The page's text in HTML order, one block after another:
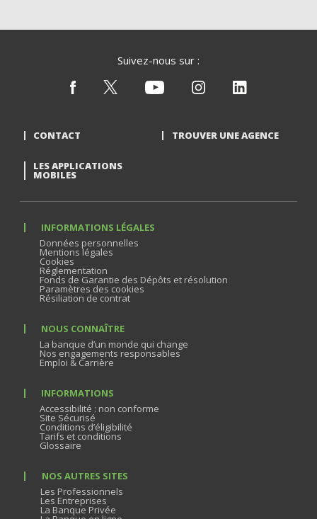
Suivez-nous sur :
CONTACT TROUVER UNE AGENCE
LES APPLICATIONS
MOBILES
INFORMATIONS LÉGALES
Données personnelles
Mentions légales
Cookies
Réglementation
Fonds de Garantie des Dépôts et résolution
Paramètres des cookies
Résiliation de contrat
NOUS CONNAÎTRE
La banque d’un monde qui change
Nos engagements responsables
Emploi & Carrière
INFORMATIONS
Accessibilité : non conforme
Site Sécurisé
Conditions d’éligibilité
Tarifs et conditions
Glossaire
NOS AUTRES SITES
Les Professionnels
Les Entreprises
La Banque Privée